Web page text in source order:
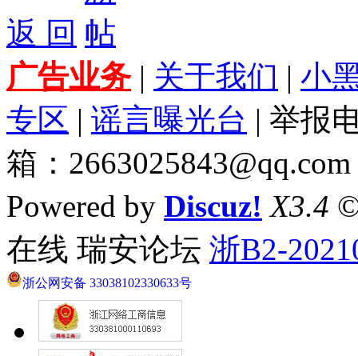
返 回
广告业务| 关于我们 | 小
专区 | 谣言曝光台 | 举报
箱：2663025843@qq.com
Powered by Discuz! X3.4
在线 瑞安论坛 浙B2-
浙公网安备 33038102330633号